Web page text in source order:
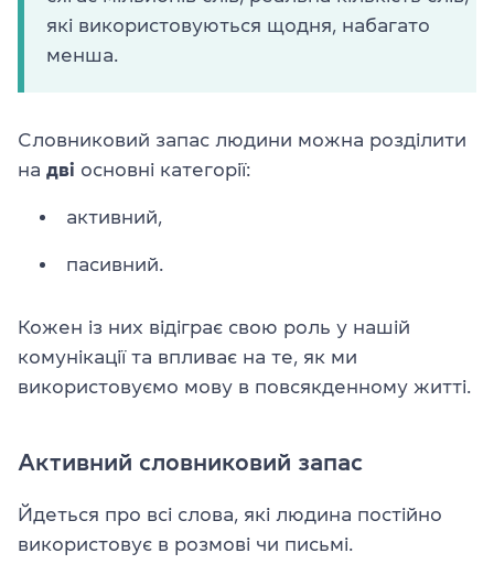
які використовуються щодня, набагато
менша.
Словниковий запас людини можна розділити
на дві основні категорії:
активний,
пасивний.
Кожен із них відіграє свою роль у нашій
комунікації та впливає на те, як ми
використовуємо мову в повсякденному житті.
Активний словниковий запас
Йдеться про всі слова, які людина постійно
використовує в розмові чи письмі.